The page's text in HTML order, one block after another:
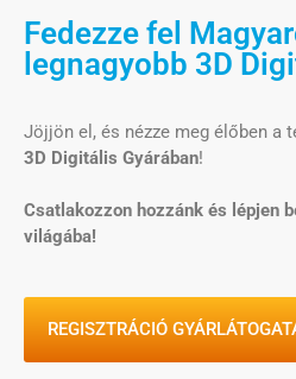
Fedezze fel
legnagyobb 3D
Jöjjön el, és nézze meg élőben a
3D Digitális Gyárában!
Csatlakozzon hozzánk és lépjen
világába!
REGISZTRÁCIÓ